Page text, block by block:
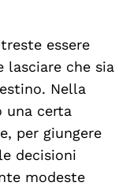
essere
lasciare che sia
Nella
una certa
per giungere
decisioni
modeste